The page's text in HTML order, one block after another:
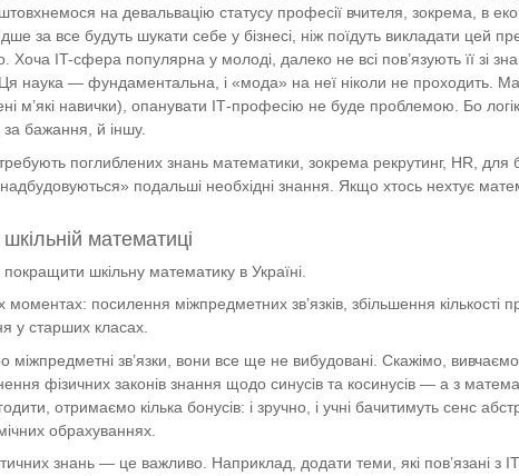
на девальвацію статусу професії вчителя, зокрема, в
за все будуть шукати себе у бізнесі, ніж поїдуть викладати цей
Хоча IT-сфера популярна у молоді, далеко не всі пов’язують її
Ця наука — фундаментальна, і «мода» на неї ніколи не проходить.
м’які навички), опанувати ІТ-професію не буде проблемою. Бо
бажання, й іншу.
поглиблених знань математики, зокрема рекрутинг, HR,
подальші необхідні знання. Якщо хтось нехтує
математиці
шкільну математику в Україні.
посилення міжпредметних зв’язків, збільшення кількості
у старших класах.
міжпредметні зв’язки, вони все ще не вибудовані. Скажімо,
фізичних законів знання щодо синусів та косинусів — а з
отримаємо кілька бонусів: і зручно, і учні бачитимуть сенс
обрахуваннях.
знань — це важливо. Наприклад, додати теми, які пов’язані з